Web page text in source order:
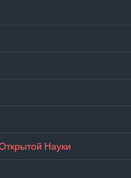
Науки